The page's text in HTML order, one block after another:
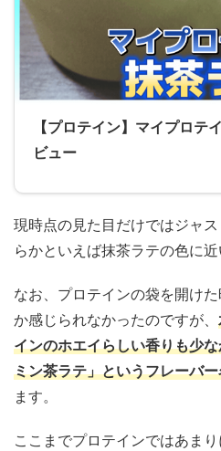
【プロテイン】マイプロテ
ビュー
現時点の見た目だけではジャ
らかといえば抹茶ラテの色に近
なお、プロテインの袋を開け
か感じられなかったのですが、
インのホエイらしい香りも少
ミン茶ラテ」というフレーバ
ます。
ここまでプロテインではあま